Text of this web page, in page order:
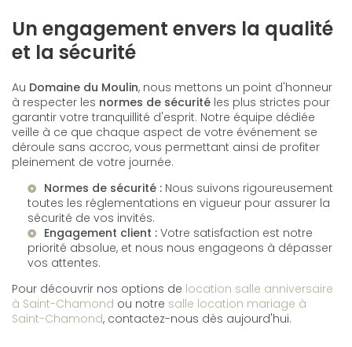
Un engagement envers la qualité
et la sécurité
Au Domaine du Moulin, nous mettons un point d'honneur
à respecter les normes de sécurité les plus strictes pour
garantir votre tranquillité d'esprit. Notre équipe dédiée
veille à ce que chaque aspect de votre événement se
déroule sans accroc, vous permettant ainsi de profiter
pleinement de votre journée.
Normes de sécurité : Nous suivons rigoureusement
toutes les réglementations en vigueur pour assurer la
sécurité de vos invités.
Engagement client : Votre satisfaction est notre
priorité absolue, et nous nous engageons à dépasser
vos attentes.
Pour découvrir nos options de location salle anniversaire
à Saint-Chamond ou notre salle location mariage à
Saint-Chamond, contactez-nous dès aujourd'hui.